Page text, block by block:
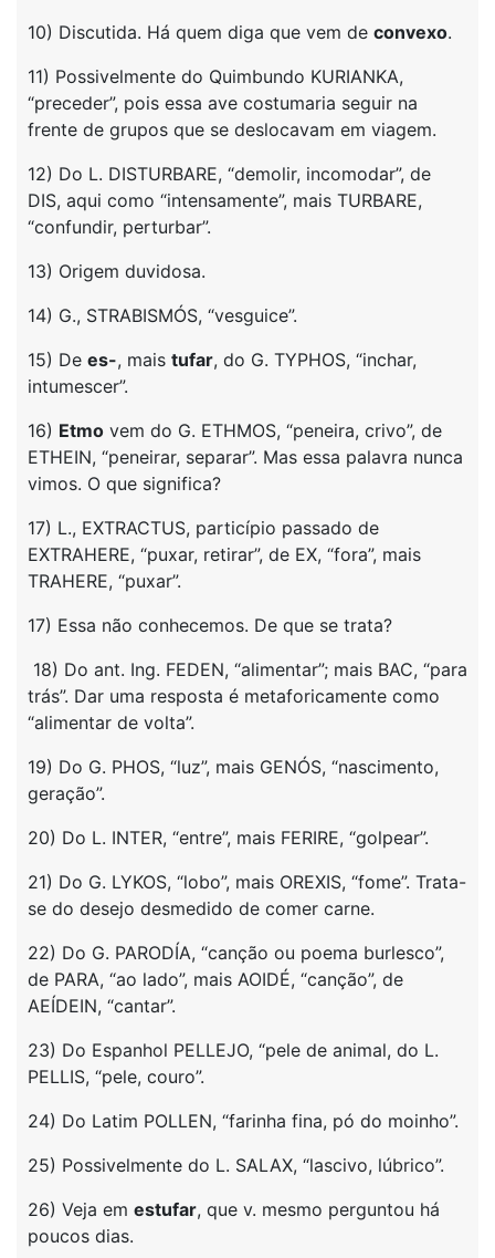
10) Discutida. Há quem diga que vem de convexo.
11) Possivelmente do Quimbundo KURIANKA,
“preceder”, pois essa ave costumaria seguir na
frente de grupos que se deslocavam em viagem.
12) Do L. DISTURBARE, “demolir, incomodar”, de
DIS, aqui como “intensamente”, mais TURBARE,
“confundir, perturbar”.
13) Origem duvidosa.
14) G., STRABISMÓS, “vesguice”.
15) De es-, mais tufar, do G. TYPHOS, “inchar,
intumescer”.
16) Etmo vem do G. ETHMOS, “peneira, crivo”, de
ETHEIN, “peneirar, separar”. Mas essa palavra nunca
vimos. O que significa?
17) L., EXTRACTUS, particípio passado de
EXTRAHERE, “puxar, retirar”, de EX, “fora”, mais
TRAHERE, “puxar”.
17) Essa não conhecemos. De que se trata?
18) Do ant. Ing. FEDEN, “alimentar”; mais BAC, “para
trás”. Dar uma resposta é metaforicamente como
“alimentar de volta”.
19) Do G. PHOS, “luz”, mais GENÓS, “nascimento,
geração”.
20) Do L. INTER, “entre”, mais FERIRE, “golpear”.
21) Do G. LYKOS, “lobo”, mais OREXIS, “fome”. Trata-
se do desejo desmedido de comer carne.
22) Do G. PARODÍA, “canção ou poema burlesco”,
de PARA, “ao lado”, mais AOIDÉ, “canção”, de
AEÍDEIN, “cantar”.
23) Do Espanhol PELLEJO, “pele de animal, do L.
PELLIS, “pele, couro”.
24) Do Latim POLLEN, “farinha fina, pó do moinho”.
25) Possivelmente do L. SALAX, “lascivo, lúbrico”.
26) Veja em estufar, que v. mesmo perguntou há
poucos dias.